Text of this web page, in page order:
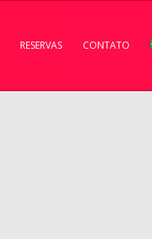
RESERVAS CONTATO